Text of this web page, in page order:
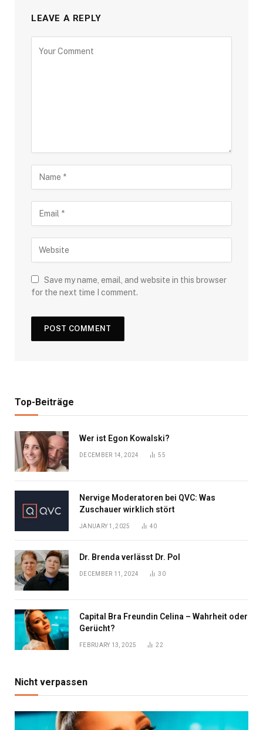
LEAVE A REPLY
Save my name, email, and website in this browser
for the next time I comment.
Top-Beiträge
Wer ist Egon Kowalski?
DECEMBER 14, 2024 55
Nervige Moderatoren bei QVC: Was
Zuschauer wirklich stört
JANUARY 1, 2025 40
Dr. Brenda verlässt Dr. Pol
DECEMBER 11, 2024 30
Capital Bra Freundin Celina – Wahrheit oder
Gerücht?
FEBRUARY 13, 2025 22
Nicht verpassen